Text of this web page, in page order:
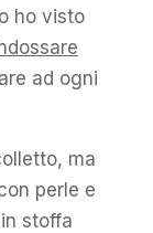
ho visto
ad ogni
ma
perle e
stoffa